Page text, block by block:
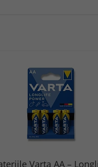
Varta AA –